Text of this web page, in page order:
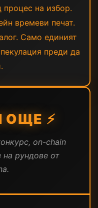
на избор.
времеви печат.
Само единият
преди да
ОЩЕ ⚡
on-chain
на рундове от